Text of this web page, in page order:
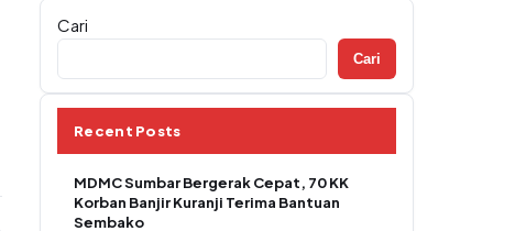
Cari
Cari
Recent Posts
MDMC Sumbar Bergerak Cepat, 70 KK
Korban Banjir Kuranji Terima Bantuan
Sembako